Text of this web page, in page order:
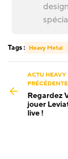
Tags : Heavy Metal
ACTU HEAVY
PRÉCÉDENTE
Regardez
jouer
live !